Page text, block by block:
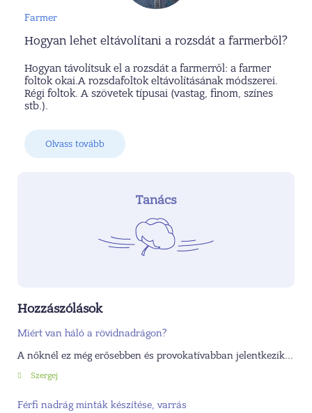
Farmer
Hogyan lehet eltávolítani a rozsdát a farmerből?
Hogyan távolítsuk el a rozsdát a farmerről: a farmer
foltok okai.A rozsdafoltok eltávolításának módszerei.
Régi foltok. A szövetek típusai (vastag, finom, színes
stb.).
Olvass tovább
Tanács
Hozzászólások
Miért van háló a rövidnadrágon?
A nőknél ez még erősebben és provokatívabban jelentkezik...
Szergej
Férfi nadrág minták készítése, varrás